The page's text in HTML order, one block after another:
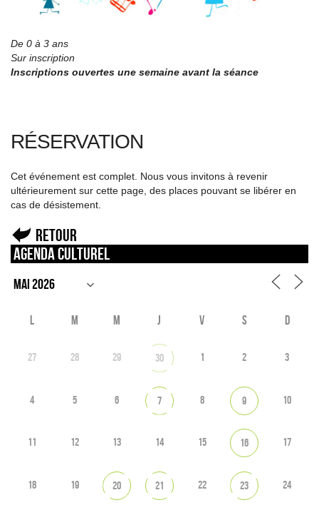
De 0 à 3 ans
Sur inscription
Inscriptions ouvertes une semaine avant la séance
RÉSERVATION
Cet événement est complet. Nous vous invitons à revenir
ultérieurement sur cette page, des places pouvant se libérer en
cas de désistement.
Retour
Agenda culturel
L M M J V S D
27 28 29 30 1 2 3
4 5 6 7 8 9 10
11 12 13 14 15 16 17
18 19 20 21 22 23 24